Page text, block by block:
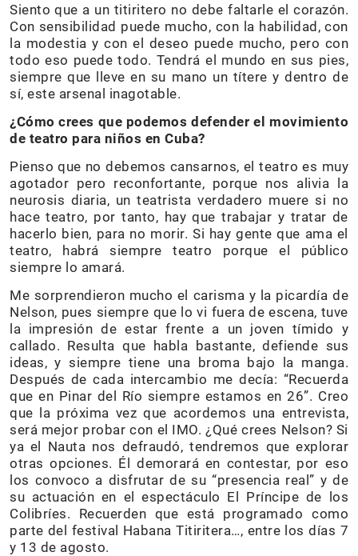
Siento que a un titiritero no debe faltarle el corazón.
Con sensibilidad puede mucho, con la habilidad, con
la modestia y con el deseo puede mucho, pero con
todo eso puede todo. Tendrá el mundo en sus pies,
siempre que lleve en su mano un títere y dentro de
sí, este arsenal inagotable.
¿Cómo crees que podemos defender el movimiento
de teatro para niños en Cuba?
Pienso que no debemos cansarnos, el teatro es muy
agotador pero reconfortante, porque nos alivia la
neurosis diaria, un teatrista verdadero muere si no
hace teatro, por tanto, hay que trabajar y tratar de
hacerlo bien, para no morir. Si hay gente que ama el
teatro, habrá siempre teatro porque el público
siempre lo amará.
Me sorprendieron mucho el carisma y la picardía de
Nelson, pues siempre que lo vi fuera de escena, tuve
la impresión de estar frente a un joven tímido y
callado. Resulta que habla bastante, defiende sus
ideas, y siempre tiene una broma bajo la manga.
Después de cada intercambio me decía: “Recuerda
que en Pinar del Río siempre estamos en 26”. Creo
que la próxima vez que acordemos una entrevista,
será mejor probar con el IMO. ¿Qué crees Nelson? Si
ya el Nauta nos defraudó, tendremos que explorar
otras opciones. Él demorará en contestar, por eso
los convoco a disfrutar de su “presencia real” y de
su actuación en el espectáculo El Príncipe de los
Colibríes. Recuerden que está programado como
parte del festival Habana Titiritera…, entre los días 7
y 13 de agosto.